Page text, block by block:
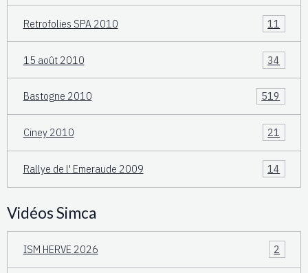
Retrofolies SPA 2010 11
15 août 2010 34
Bastogne 2010 519
Ciney 2010 21
Rallye de l' Emeraude 2009 14
Vidéos Simca
ISM HERVE 2026 2